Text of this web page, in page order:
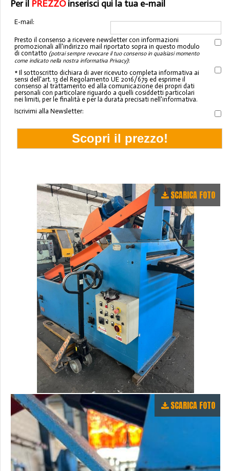
Per il PREZZOinserisci qui la tua e-mail
E-mail:
Presto il consenso a ricevere newsletter con informazioni
promozionali all'indirizzo mail riportato sopra in questo modulo
di contatto (potrai sempre revocare il tuo consenso in qualsiasi momento
come indicato nella nostra informativa Privacy):
* Il sottoscritto dichiara di aver ricevuto completa informativa ai
sensi dell'art. 13 del Regolamento UE 2016/679 ed esprime il
consenso al trattamento ed alla comunicazione dei propri dati
personali con particolare riguardo a quelli cosiddetti particolari
nei limiti, per le finalità e per la durata precisati nell'informativa.
Iscrivimi alla Newsletter:
SCARICA FOTO
SCARICA FOTO